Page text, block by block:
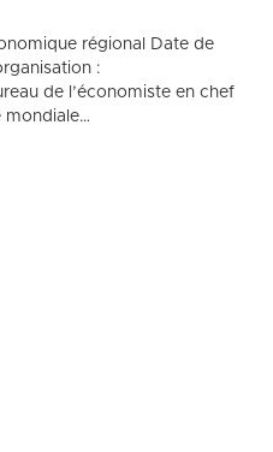
régional Date de
:
de l’économiste en chef
mondiale…